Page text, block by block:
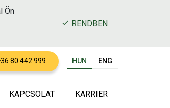
Ön
RENDBEN
80 442 999 HUN ENG
KAPCSOLAT KARRIER